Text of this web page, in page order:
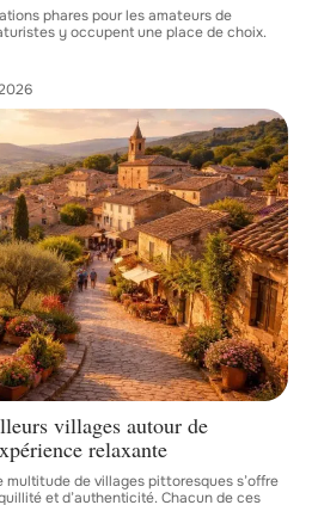
phares pour les amateurs de
y occupent une place de choix.
villages autour de
relaxante
multitude de villages pittoresques s’offre
et d’authenticité. Chacun de ces